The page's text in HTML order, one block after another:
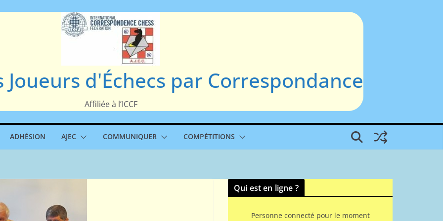
d'Échecs par Correspondance
Affiliée à l’ICCF
ADHÉSION AJEC COMMUNIQUER COMPÉTITIONS
Qui est en ligne ?
Personne connecté pour le moment